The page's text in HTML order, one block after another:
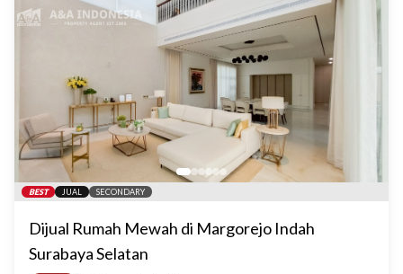
BEST JUAL SECONDARY
Dijual Rumah Mewah di Margorejo Indah
Surabaya Selatan